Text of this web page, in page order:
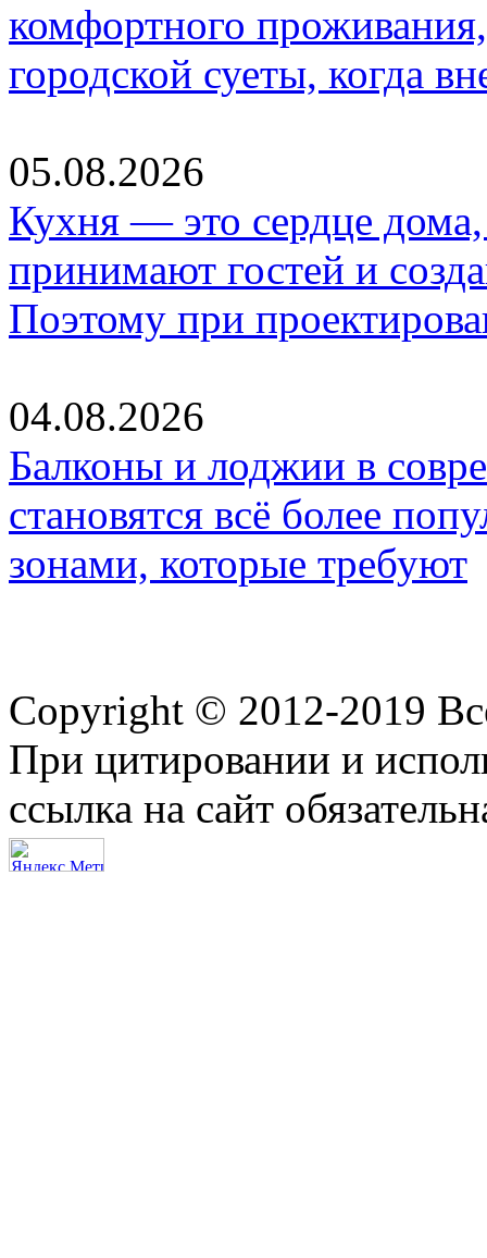
комфортного
городской суеты, когда
05.08.2026
Кухня — это сердце дома,
принимают гостей и
Поэтому при
04.08.2026
Балконы и лоджии в
становятся всё более
зонами, которые требуют
Copyright © 2012-2019
При цитировании и
ссылка на сайт